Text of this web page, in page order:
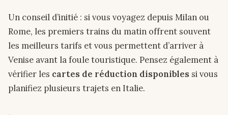
Un conseil d’initié : si vous voyagez depuis Milan ou
Rome, les premiers trains du matin offrent souvent
les meilleurs tarifs et vous permettent d’arriver à
Venise avant la foule touristique. Pensez également à
vérifier les cartes de réduction disponibles si vous
planifiez plusieurs trajets en Italie.